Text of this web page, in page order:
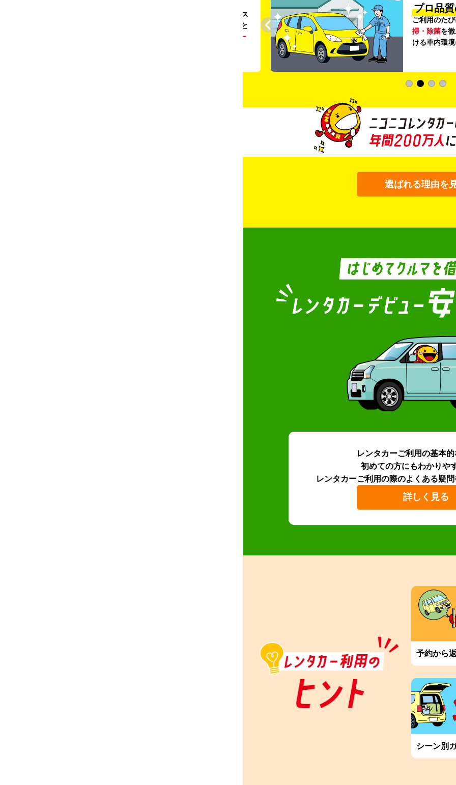
。ガソリンス
タンドや整備工場の既存インフラを活用すること
リー
プロ品
ご利用のた
掃・除菌を
ける車内環
選ばれる理由を
レンタカーご利用の基本
初めての方にもわかりや
レンタカーご利用の際のよくある疑問
詳しく見る
予約から
シーン別